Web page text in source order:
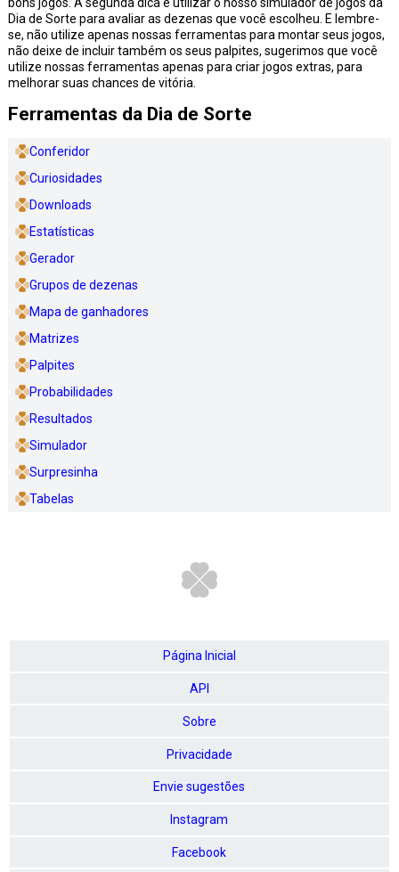
Dia de Sorte para avaliar as dezenas que você escolheu. E lembre-
se, não utilize apenas nossas ferramentas para montar seus jogos,
não deixe de incluir também os seus palpites, sugerimos que você
utilize nossas ferramentas apenas para criar jogos extras, para
melhorar suas chances de vitória.
Ferramentas da Dia de Sorte
Conferidor
Curiosidades
Downloads
Estatísticas
Gerador
Grupos de dezenas
Mapa de ganhadores
Matrizes
Palpites
Probabilidades
Resultados
Simulador
Surpresinha
Tabelas
Página Inicial
API
Sobre
Privacidade
Envie sugestões
Instagram
Facebook